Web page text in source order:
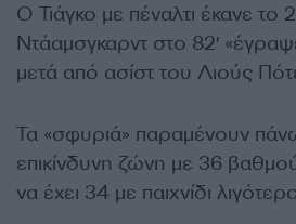
Ο Τιάγκο με πέναλτι έκανε το
Ντάαμσγκαρντ στο 82′
μετά από ασίστ του Λιούς
Τα «σφυριά» παραμένουν
επικίνδυνη ζώνη με 36
να έχει 34 με παιχνίδι